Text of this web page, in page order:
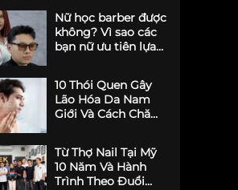
Nữ học barber được
không? Vì sao các
bạn nữ ưu tiên lựa
10 Thói Quen Gây
Lão Hóa Da Nam
Giới Và Cách Chăm
Từ Thợ Nail Tại Mỹ
10 Năm Và Hành
Trình Theo Đuổi